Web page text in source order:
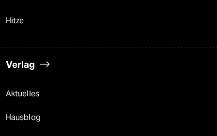
Hitze
Verlag
Aktuelles
Hausblog